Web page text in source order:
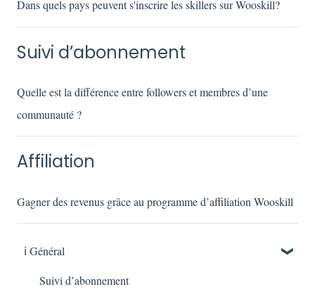
Dans quels pays peuvent s'inscrire les skillers sur Wooskill?
Suivi d’abonnement
Quelle est la différence entre followers et membres d’une
communauté ?
Affiliation
Gagner des revenus grâce au programme d’affiliation Wooskill
ℹ️ Général
Suivi d’abonnement